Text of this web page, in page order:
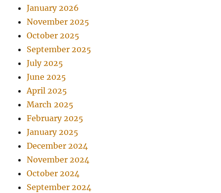
January 2026
November 2025
October 2025
September 2025
July 2025
June 2025
April 2025
March 2025
February 2025
January 2025
December 2024
November 2024
October 2024
September 2024